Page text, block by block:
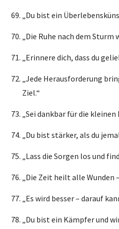
„Du bist ein
„Die Ruhe nach dem Sturm
„Erinnere dich, dass du
„Jede Herausforderung
Ziel.“
„Sei dankbar für die kleinen
„Du bist stärker, als du
„Lass die Sorgen los und
„Die Zeit heilt alle Wunden
„Es wird besser – darauf
„Du bist ein Kämpfer und